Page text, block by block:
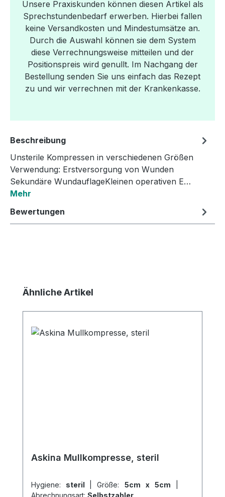
Unsere Praxiskunden können diesen Artikel als
Sprechstundenbedarf erwerben. Hierbei fallen
keine Versandkosten und Mindestumsätze an.
Durch die Auswahl können sie dem System
diese Verrechnungsweise mitteilen und der
Positionspreis wird genullt. Im Nachgang der
Bestellung senden Sie uns einfach das Rezept
zu und wir verrechnen mit der Krankenkasse.
Beschreibung
Unsterile Kompressen in verschiedenen Größen
Verwendung: Erstversorgung von Wunden
Sekundäre WundauflageKleinen operativen E…
Mehr
Bewertungen
Produktgalerie überspringen
Ähnliche Artikel
Askina Mullkompresse, steril
Hygiene: steril Größe: 5cm x 5cm
Abrechnungsart: Selbstzahler